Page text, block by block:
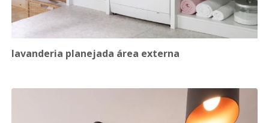
lavanderia planejada área externa